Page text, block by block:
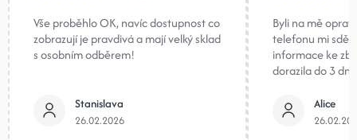
Vše proběhlo OK, navíc dostupnost co
zobrazují je pravdivá a mají velký sklad
s osobním odběrem!
Stanislava
26.02.2026
Byli na mě
telefonu mi
informace ke
dorazila do 3
Alice